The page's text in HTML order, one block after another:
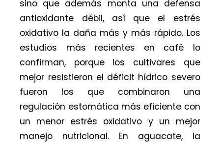
sino que además monta una defensa
antioxidante débil, así que el estrés
oxidativo la daña más y más rápido. Los
estudios más recientes en café lo
confirman, porque los cultivares que
mejor resistieron el déficit hídrico severo
fueron los que combinaron una
regulación estomática más eficiente con
un menor estrés oxidativo y un mejor
manejo nutricional. En aguacate, la